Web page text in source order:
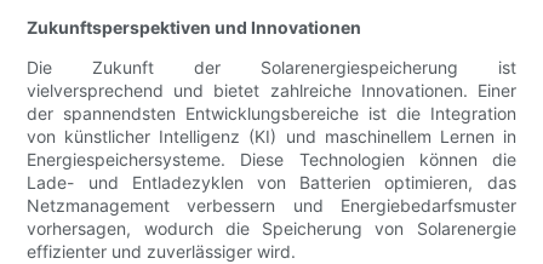
Zukunftsperspektiven und Innovationen
Die Zukunft der Solarenergiespeicherung ist
vielversprechend und bietet zahlreiche Innovationen. Einer
der spannendsten Entwicklungsbereiche ist die Integration
von künstlicher Intelligenz (KI) und maschinellem Lernen in
Energiespeichersysteme. Diese Technologien können die
Lade- und Entladezyklen von Batterien optimieren, das
Netzmanagement verbessern und Energiebedarfsmuster
vorhersagen, wodurch die Speicherung von Solarenergie
effizienter und zuverlässiger wird.